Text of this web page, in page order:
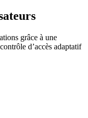
grâce à une
d’accès adaptatif